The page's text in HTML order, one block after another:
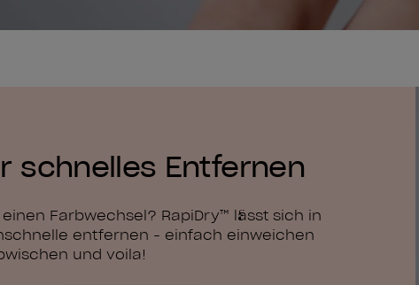
schnelles Entfernen
Farbwechsel? RapiDry™ lässt sich in
entfernen - einfach einweichen
und voila!